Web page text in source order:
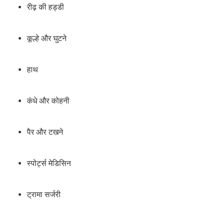
रीढ़ की हड्डी
कूल्हे और घुटने
हाथ
कंधे और कोहनी
पैर और टखने
स्पोर्ट्स मेडिसिन
ट्रामा सर्जरी